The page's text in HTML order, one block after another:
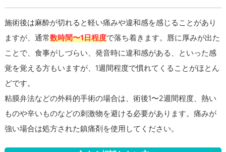
施術後は麻酔が切れると軽い痛みや違和感を感じることがあり
ますが、通常数時間〜1日程度で落ち着きます。唇に厚みが出た
ことで、食事がしづらい、発音時に違和感がある、といった感
覚を覚える方もいますが、1週間程度で慣れてくることがほとん
どです。
粘膜弁法などの外科的手術の場合は、術後1〜2週間程度、熱い
ものや辛いものなどの刺激物を避ける必要があります。痛みが
強い場合は処方された鎮痛剤を使用してください。